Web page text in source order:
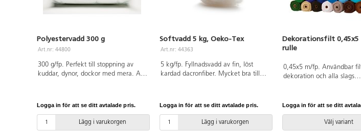
Polyestervadd 300 g
Art.nr: 44800
300 g/fp. Perfekt till stoppning av
kuddar, dynor, dockor med mera. Av
Logga in för att se ditt avtalade pris.
Lägg i varukorgen
Softvadd 5 kg, Oeko-Tex
Art.nr: 44363
5 kg/fp. Fyllnadsvadd av fin, löst
kardad dacronfiber. Mycket bra till
Logga in för att se ditt avtalade pris.
Lägg i varukorgen
Dekorationsfilt 0,45x5
rulle
0,45x5 m/fp. Användbar
dekoration och alla slags
170 g. Av 100 % polyester.
på rulle. PVC-fri.
Logga in för att se ditt
Välj variant